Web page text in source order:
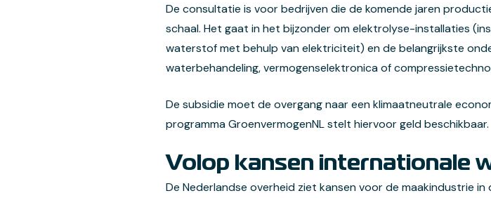
De consultatie is voor bedrijven die de komende jaren
schaal. Het gaat in het bijzonder om elektrolyse-installaties
waterstof met behulp van elektriciteit) en de belangrijkste
waterbehandeling, vermogenselektronica of
De subsidie moet de overgang naar een klimaatneutrale
programma GroenvermogenNL stelt hiervoor geld beschikbaar.
Volop kansen internationale
De Nederlandse overheid ziet kansen voor de maakindustrie